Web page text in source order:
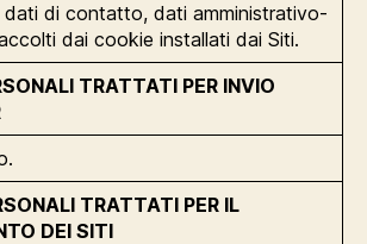
dati di contatto, dati amministrativo-
dai cookie installati dai Siti.
TRATTATI PER INVIO
TRATTATI PER IL
DEI SITI